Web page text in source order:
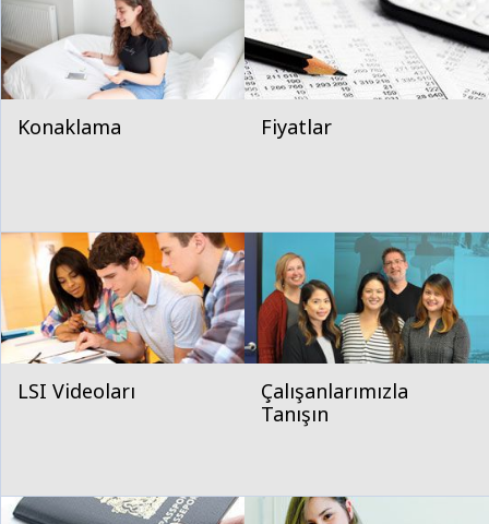
Konaklama Fiyatlar
LSI Videoları
Çalışanlarımızla
Tanışın